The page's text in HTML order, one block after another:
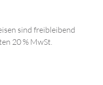
sind freibleibend
20 % MwSt.